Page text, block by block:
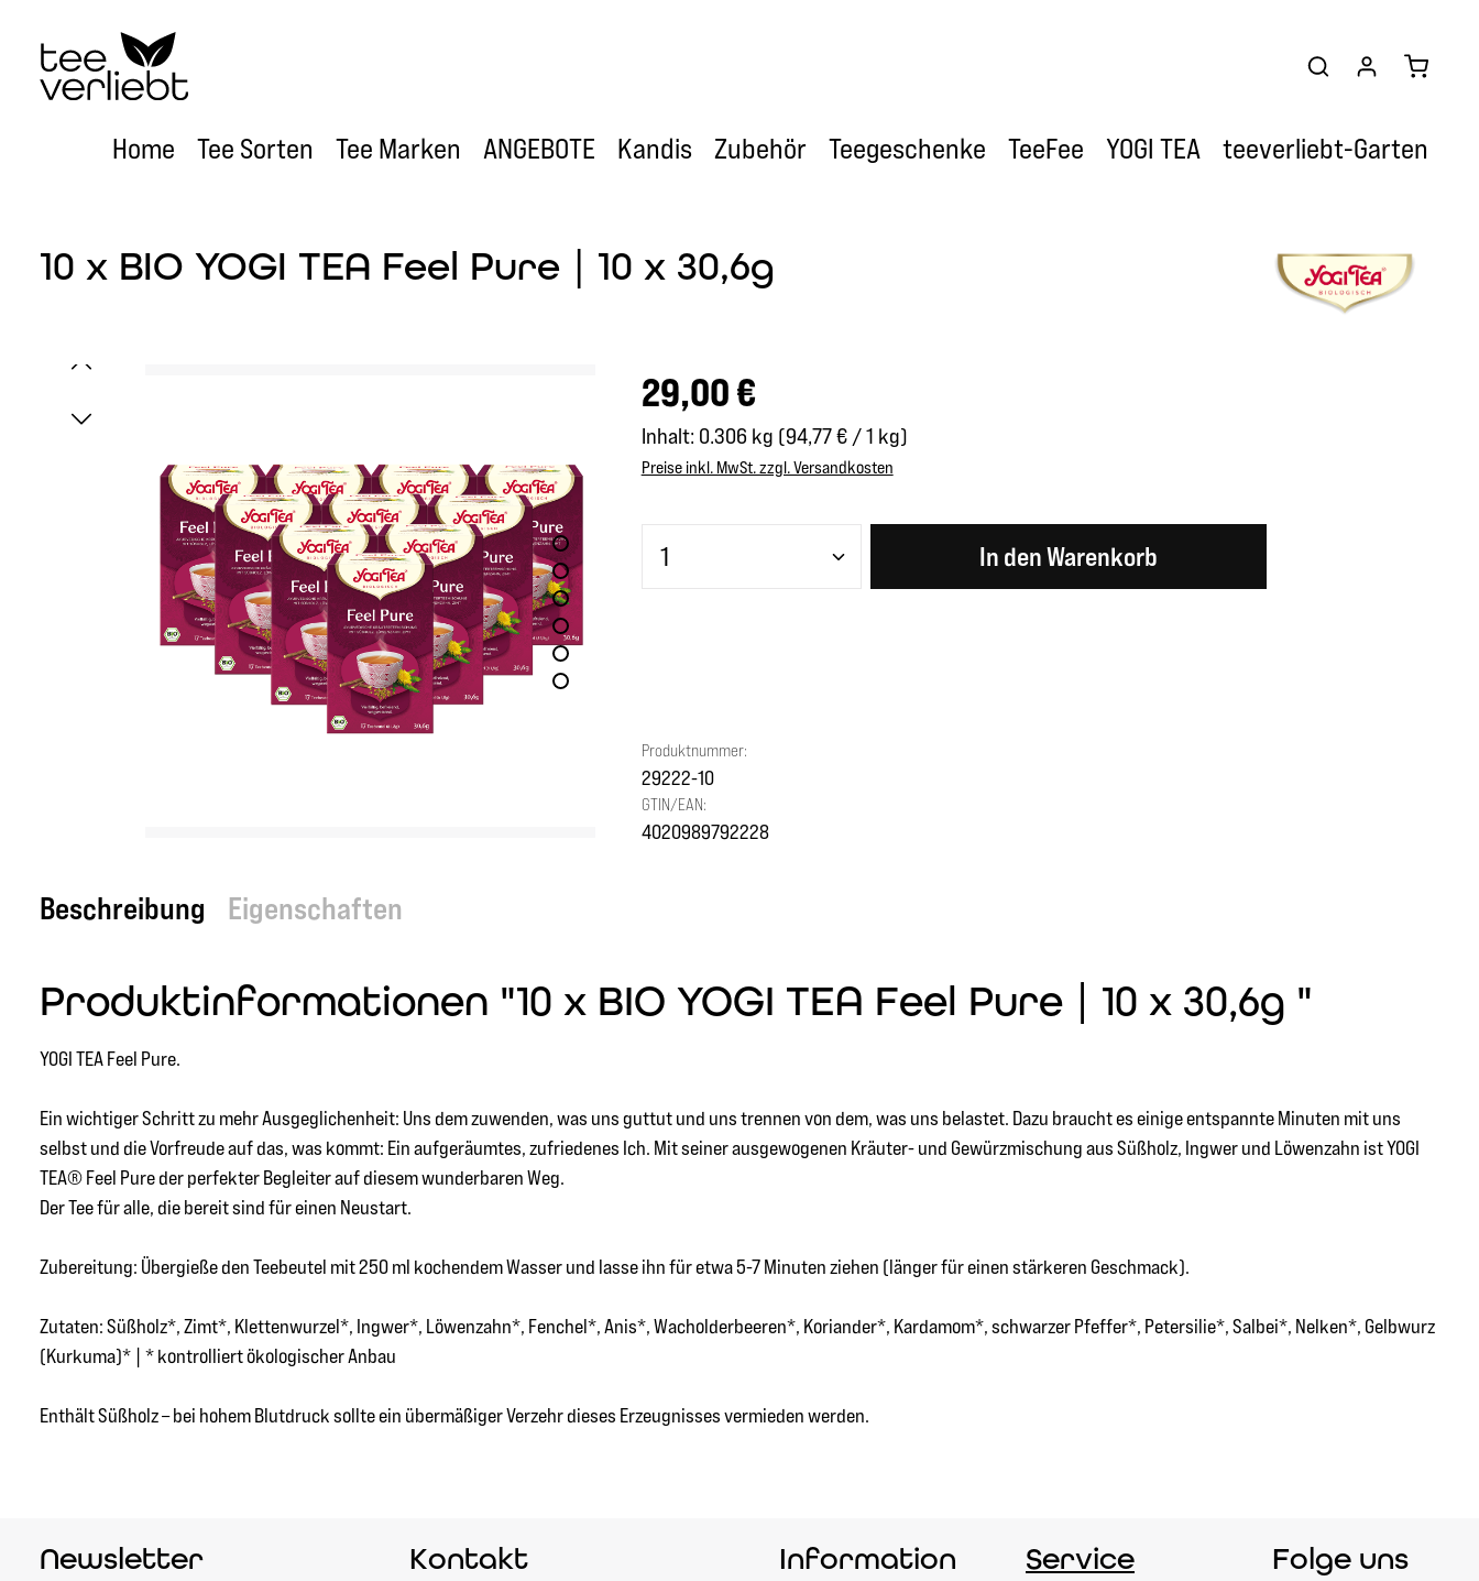
Hauptinhalt springen
Zur Hauptnavigation springen
Home Tee Sorten Tee Marken ANGEBOTE Kandis Zubehör Teegeschenke TeeFee YOGI TEA teeverliebt-Garten
10 x BIO YOGI TEA Feel Pure | 10 x 30,6g
Regulärer Preis:
29,00 €
Inhalt: 0.306 kg (94,77 € / 1 kg)
Preise inkl. MwSt. zzgl. Versandkosten
Produkt Anzahl: Gib den gewünschten Wert ein oder benutze die Schaltflächen
In den Warenkorb
Produktnummer:
29222-10
GTIN/EAN:
4020989792228
Beschreibung Eigenschaften
Produktinformationen "10 x BIO YOGI TEA Feel Pure | 10 x 30,6g "
YOGI TEA Feel Pure.
Ein wichtiger Schritt zu mehr Ausgeglichenheit: Uns dem zuwenden, was uns guttut und uns trennen von dem, was uns belastet. Dazu braucht es einige entspannte Minuten mit uns
selbst und die Vorfreude auf das, was kommt: Ein aufgeräumtes, zufriedenes Ich. Mit seiner ausgewogenen Kräuter- und Gewürzmischung aus Süßholz, Ingwer und Löwenzahn ist YOGI
TEA® Feel Pure der perfekter Begleiter auf diesem wunderbaren Weg.
Der Tee für alle, die bereit sind für einen Neustart.
Zubereitung: Übergieße den Teebeutel mit 250 ml kochendem Wasser und lasse ihn für etwa 5-7 Minuten ziehen (länger für einen stärkeren Geschmack).
Zutaten: Süßholz*, Zimt*, Klettenwurzel*, Ingwer*, Löwenzahn*, Fenchel*, Anis*, Wacholderbeeren*, Koriander*, Kardamom*, schwarzer Pfeffer*, Petersilie*, Salbei*, Nelken*, Gelbwurz
(Kurkuma)* | * kontrolliert ökologischer Anbau
Enthält Süßholz – bei hohem Blutdruck sollte ein übermäßiger Verzehr dieses Erzeugnisses vermieden werden.
Newsletter Kontakt Information Service Folge uns